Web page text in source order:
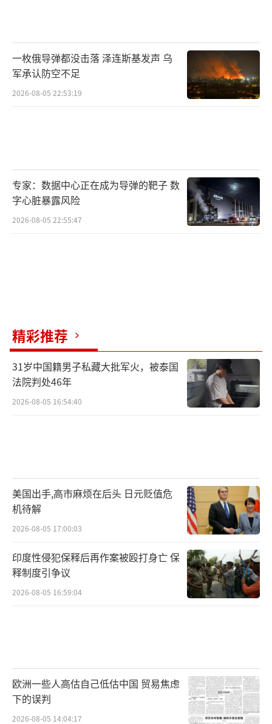
一枚俄导弹都没击落 泽连斯基发声 乌
军承认防空不足
2026-08-05 22:53:19
专家：数据中心正在成为导弹的靶子 数
字心脏暴露风险
2026-08-05 22:55:47
精彩推荐
31岁中国籍男子私藏大批军火，被泰国
法院判处46年
2026-08-05 16:54:40
美国出手,高市麻烦在后头 日元贬值危
机待解
2026-08-05 17:00:03
印度性侵犯保释后再作案被殴打身亡 保
释制度引争议
2026-08-05 16:59:04
欧洲一些人高估自己低估中国 贸易焦虑
下的误判
2026-08-05 14:04:17